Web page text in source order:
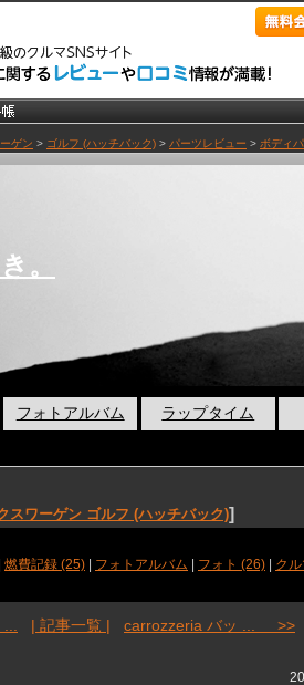
ゲン > ゴルフ (ハッチバック) > パーツレビュー > ボディ
。
フォトアルバム ラップタイム
スワーゲン ゴルフ (ハッチバック)]
燃費記録 (25) フォトアルバム フォト (26)
ク
| 記事一覧 | carrozzeria バッ ... >>